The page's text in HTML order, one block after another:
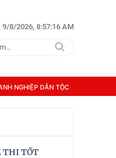
9/8/2026, 8:57:17 AM
NGHIỆP DÂN TỘC
THI TỐT